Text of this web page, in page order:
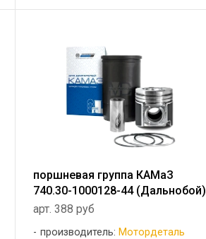
поршневая группа КАМаЗ
740.30-1000128-44 (Дальнобой)
арт. 388 руб
производитель: Мотордеталь